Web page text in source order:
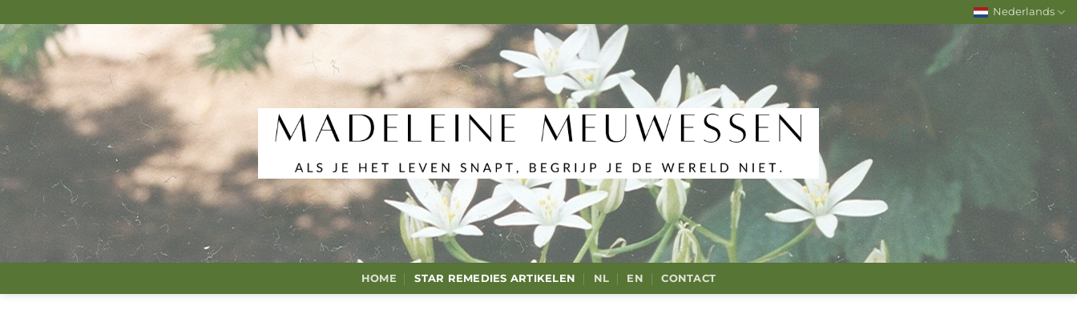
naar
inhoud
Nederlands
HOME STAR REMEDIES ARTIKELEN NL EN CONTACT